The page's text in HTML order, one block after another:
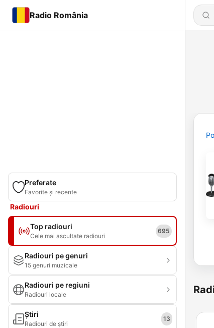
Radio România
Preferate
Favorite și recente
Radiouri
Top radiouri
Cele mai ascultate radiouri
695
Radiouri pe genuri
15 genuri muzicale
Radiouri pe regiuni
Radiouri locale
Știri
Radiouri de știri
13